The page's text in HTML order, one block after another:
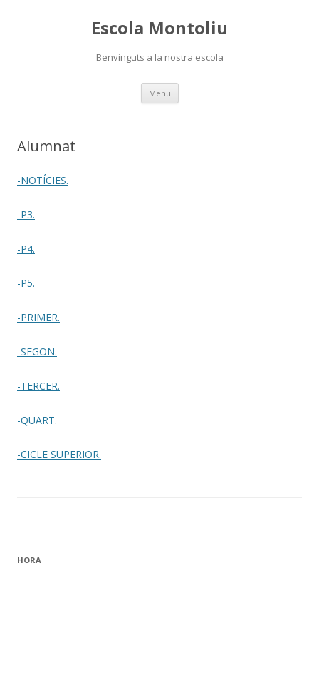
Escola Montoliu
Benvinguts a la nostra escola
Menu Skip
content
Alumnat
-NOTÍCIES.
-P3.
-P4.
-P5.
-PRIMER.
-SEGON.
-TERCER.
-QUART.
-CICLE SUPERIOR.
HORA